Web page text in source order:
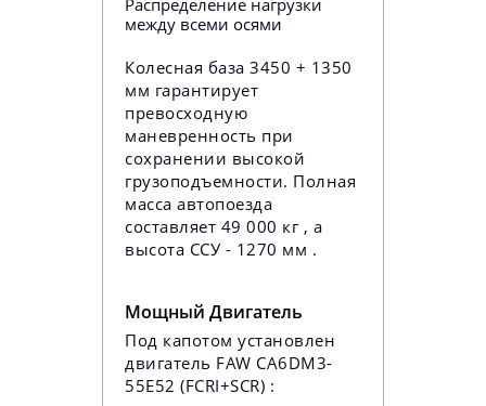
Распределение нагрузки
между всеми осями
Колесная база 3450 + 1350
мм гарантирует
превосходную
маневренность при
сохранении высокой
грузоподъемности. Полная
масса автопоезда
составляет 49 000 кг , а
высота ССУ - 1270 мм .
Мощный Двигатель
Под капотом установлен
двигатель FAW CA6DM3-
55E52 (FCRI+SCR) :